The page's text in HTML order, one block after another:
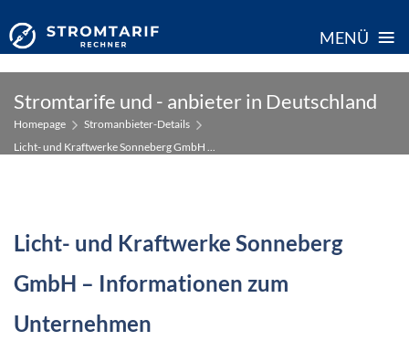
MENÜ ≡
content
Stromtarife und - anbieter in Deutschland
Homepage
Stromanbieter-Details
Licht- und Kraftwerke Sonneberg GmbH ...
Licht- und Kraftwerke Sonneberg
GmbH – Informationen zum
Unternehmen